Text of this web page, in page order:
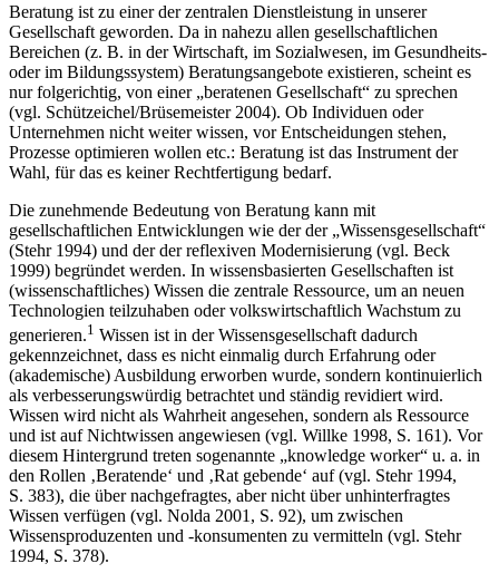
Beratung ist zu einer der zentralen Dienstleistung in unserer
Gesellschaft geworden. Da in nahezu allen gesellschaftlichen
Bereichen (z. B. in der Wirtschaft, im Sozialwesen, im Gesundheits-
oder im Bildungssystem) Beratungsangebote existieren, scheint es
nur folgerichtig, von einer „beratenen Gesellschaft“ zu sprechen
(vgl. Schützeichel/Brüsemeister 2004). Ob Individuen oder
Unternehmen nicht weiter wissen, vor Entscheidungen stehen,
Prozesse optimieren wollen etc.: Beratung ist das Instrument der
Wahl, für das es keiner Rechtfertigung bedarf.
Die zunehmende Bedeutung von Beratung kann mit
gesellschaftlichen Entwicklungen wie der der „Wissensgesellschaft“
(Stehr 1994) und der der reflexiven Modernisierung (vgl. Beck
1999) begründet werden. In wissensbasierten Gesellschaften ist
(wissenschaftliches) Wissen die zentrale Ressource, um an neuen
Technologien teilzuhaben oder volkswirtschaftlich Wachstum zu
generieren.1 Wissen ist in der Wissensgesellschaft dadurch
gekennzeichnet, dass es nicht einmalig durch Erfahrung oder
(akademische) Ausbildung erworben wurde, sondern kontinuierlich
als verbesserungswürdig betrachtet und ständig revidiert wird.
Wissen wird nicht als Wahrheit angesehen, sondern als Ressource
und ist auf Nichtwissen angewiesen (vgl. Willke 1998, S. 161). Vor
diesem Hintergrund treten sogenannte „knowledge worker“ u. a. in
den Rollen ‚Beratende‘ und ‚Rat gebende‘ auf (vgl. Stehr 1994,
S. 383), die über nachgefragtes, aber nicht über unhinterfragtes
Wissen verfügen (vgl. Nolda 2001, S. 92), um zwischen
Wissensproduzenten und -konsumenten zu vermitteln (vgl. Stehr
1994, S. 378).